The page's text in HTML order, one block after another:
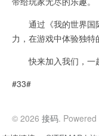
通过《我的世界国
力，在游戏中体验独特
快来加入我们，一起
#33#
© 2026 接码. Powered